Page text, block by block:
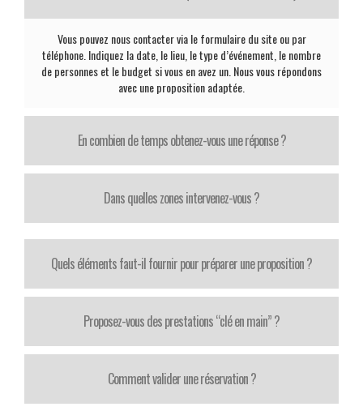
Vous pouvez nous contacter via le formulaire du site ou par
téléphone. Indiquez la date, le lieu, le type d’événement, le nombre
de personnes et le budget si vous en avez un. Nous vous répondons
avec une proposition adaptée.
En combien de temps obtenez-vous une réponse ?
Dans quelles zones intervenez-vous ?
Quels éléments faut-il fournir pour préparer une proposition ?
Proposez-vous des prestations “clé en main” ?
Comment valider une réservation ?